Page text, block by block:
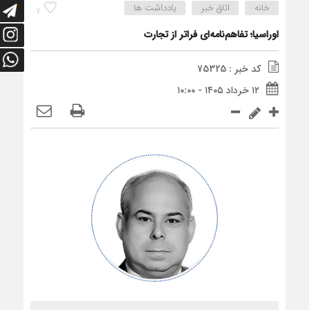
7 خانه اتاق خبر یادداشت ها
اوراسیا؛ تفاهم‌نامه‌ای فراتر از تجارت
کد خبر : 75325
۱۲ خرداد ۱۴۰۵ - ۱۰:۰۰